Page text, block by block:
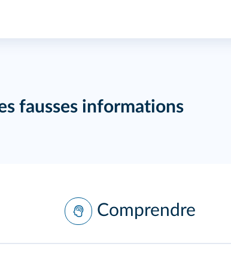
fausses informations
Comprendre